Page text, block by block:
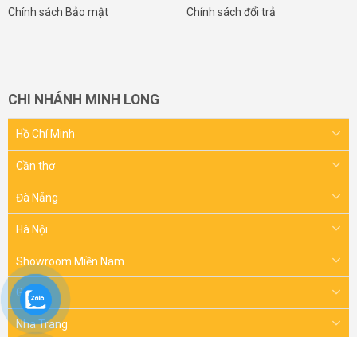
Chính sách Bảo mật
Chính sách đổi trả
CHI NHÁNH MINH LONG
Hồ Chí Minh
Cần thơ
Đà Nẵng
Hà Nội
Showroom Miền Nam
Gia Lai
Nha Trang